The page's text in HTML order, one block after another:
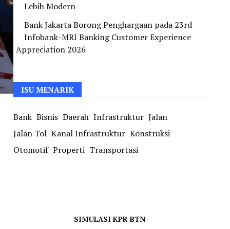
Lebih Modern
Bank Jakarta Borong Penghargaan pada 23rd
Infobank-MRI Banking Customer Experience
Appreciation 2026
ISU MENARIK
Bank Bisnis Daerah Infrastruktur Jalan
Jalan Tol Kanal Infrastruktur Konstruksi
Otomotif Properti Transportasi
SIMULASI KPR BTN